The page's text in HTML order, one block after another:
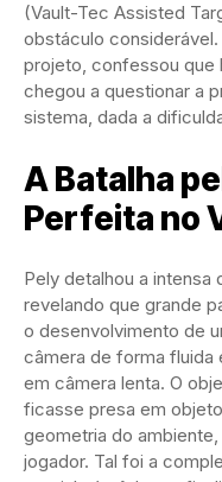
(Vault-Tec Assisted
obstáculo
projeto, confessou que
chegou a questionar a
sistema, dada a
A Batalha
Perfeita no
Pely detalhou a intensa
revelando que grande
o desenvolvimento de
câmera de forma fluida
em câmera lenta. O
ficasse presa em
geometria do
jogador. Tal foi a